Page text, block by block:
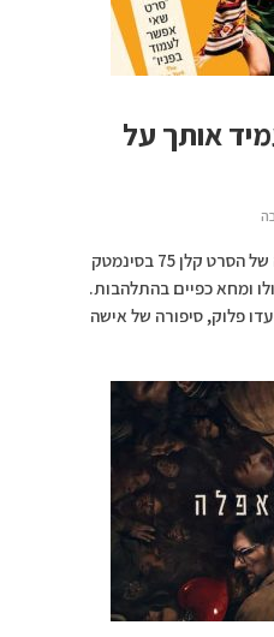
אותך על
אמש נכחתי בהקרנת הבכורה של הסרט קלן 75 בסינמטק
ומחא כפיים בהתלהבות.
פלוק, סיפורה של אישה